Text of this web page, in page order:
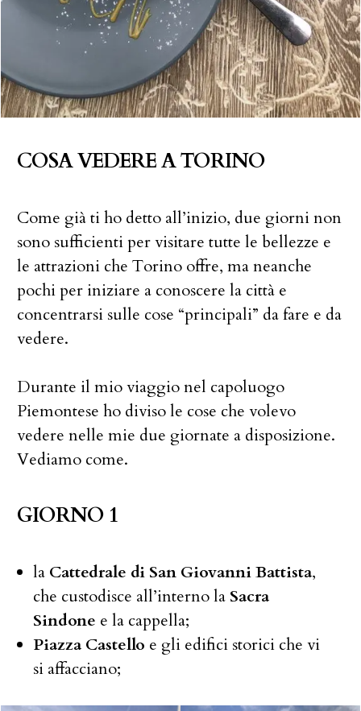
COSA VEDERE A TORINO
Come già ti ho detto all’inizio, due giorni non
sono sufficienti per visitare tutte le bellezze e
le attrazioni che Torino offre, ma neanche
pochi per iniziare a conoscere la città e
concentrarsi sulle cose “principali” da fare e da
vedere.
Durante il mio viaggio nel capoluogo
Piemontese ho diviso le cose che volevo
vedere nelle mie due giornate a disposizione.
Vediamo come.
GIORNO 1
la Cattedrale di San Giovanni Battista,
che custodisce all’interno la Sacra
Sindone e la cappella;
Piazza Castello e gli edifici storici che vi
si affacciano;